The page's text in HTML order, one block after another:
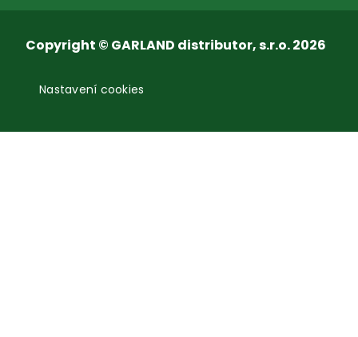
Copyright © GARLAND distributor, s.r.o. 2026
Nastavení cookies